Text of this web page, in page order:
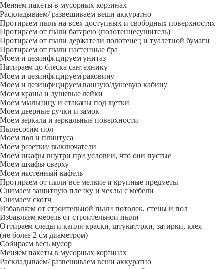
Меняем пакеты в мусорных корзинах
Раскладываем/ развешиваем вещи аккуратно
Протираем пыль на всех доступных и свободных поверхностях
Протираем от пыли батарею (полотенцесушитель)
Протираем от пыли держатели полотенец и туалетной бумаги
Протираем от пыли настенные бра
Моем и дезинфицируем унитаз
Натираем до блеска сантехнику
Моем и дезинфицируем раковину
Моем и дезинфицируем ванную/душевую кабину
Моем краны и душевые лейки
Моем мыльницу и стаканы под щетки
Моем дверные ручки и замок
Моем зеркала и зеркальные поверхности
Пылесосим пол
Моем пол и плинтуса
Моем розетки/ выключатели
Моем шкафы внутри при условии, что они пустые
Моем шкафы сверху
Моем настенный кафель
Протираем от пыли все мелкие и крупные предметы
Снимаем защитную пленку и чехлы с мебели
Снимаем скотч
Избавляем от строительной пыли потолок, стены и пол
Избавляем мебель от строительной пыли
Оттираем следы и капли краски, штукатурки, затирки, клея
(не более 2 см диаметром)
Собираем весь мусор
Меняем пакеты в мусорных корзинах
Раскладываем/ развешиваем вещи аккуратно